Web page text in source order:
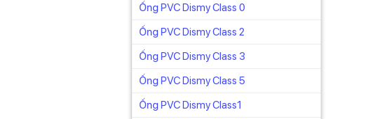
Ống PVC Dismy Class 0
Ống PVC Dismy Class 2
Ống PVC Dismy Class 3
Ống PVC Dismy Class 5
Ống PVC Dismy Class1